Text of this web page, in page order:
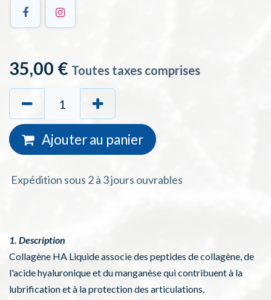
35,00 € Toutes taxes comprises
Ajouter au panier
Expédition sous 2 à 3 jours ouvrables
1. Description
Collagène HA Liquide associe des peptides de collagène, de
l'acide hyaluronique et du manganèse qui contribuent à la
lubrification et à la protection des articulations.